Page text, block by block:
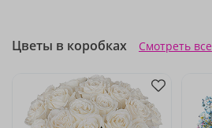
Цветы в коробках Смотреть все